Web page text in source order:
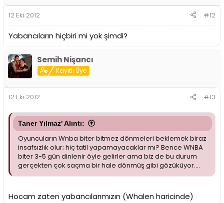
12 Eki 2012 #12
Yabancıların hiçbiri mi yok şimdi?
Semih Nişancı
Kayıtlı Üye
12 Eki 2012 #13
Taner Yılmaz' Alıntı:
Oyuncuların Wnba biter bitmez dönmeleri beklemek biraz
insafsızlık olur; hiç tatil yapamayacaklar mı? Bence WNBA
biter 3-5 gün dinlenir öyle gelirler ama biz de bu durum
gerçekten çok saçma bir hale dönmüş gibi gözüküyor....
Hocam zaten yabancılarımızın (Whalen haricinde)